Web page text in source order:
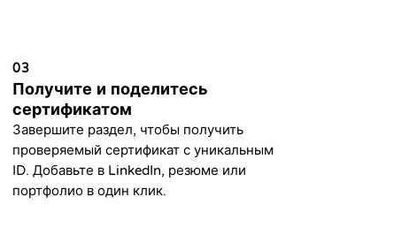
03
Получите и поделитесь
сертификатом
Завершите раздел, чтобы получить
проверяемый сертификат с уникальным
ID. Добавьте в LinkedIn, резюме или
портфолио в один клик.